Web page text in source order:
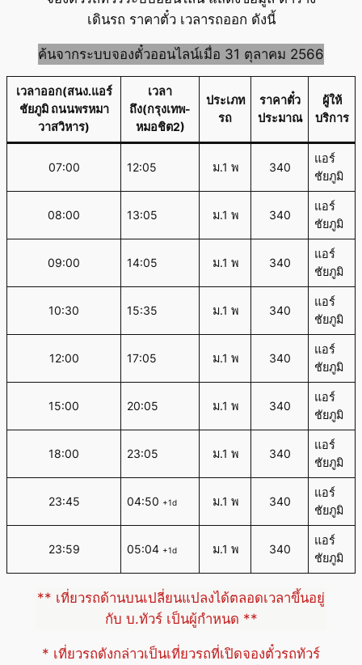
เดินรถ ราคาตั๋ว เวลารถออก ดังนี้
ค้นจากระบบจองตั๋วออนไลน์เมื่อ 31 ตุลาคม 2566
เวลาออก(สนง.แอร์
ชัยภูมิ ถนนพรหมา
วาสวิหาร)
เวลา
ถึง(กรุงเทพ-
หมอชิต2)
ประเภท
รถ
ราคาตั๋ว
ประมาณ
ผู้ให้
บริการ
07:00 12:05 ม.1 พ 340
แอร์
ชัยภูมิ
08:00 13:05 ม.1 พ 340
แอร์
ชัยภูมิ
09:00 14:05 ม.1 พ 340
แอร์
ชัยภูมิ
10:30 15:35 ม.1 พ 340
แอร์
ชัยภูมิ
12:00 17:05 ม.1 พ 340
แอร์
ชัยภูมิ
15:00 20:05 ม.1 พ 340
แอร์
ชัยภูมิ
18:00 23:05 ม.1 พ 340
แอร์
ชัยภูมิ
23:45 04:50 +1d ม.1 พ 340
แอร์
ชัยภูมิ
23:59 05:04 +1d ม.1 พ 340
แอร์
ชัยภูมิ
** เที่ยวรถด้านบนเปลี่ยนแปลงได้ตลอดเวลาขึ้นอยู่
กับ บ.ทัวร์ เป็นผู้กำหนด **
* เที่ยวรถดังกล่าวเป็นเที่ยวรถที่เปิดจองตั๋วรถทัวร์